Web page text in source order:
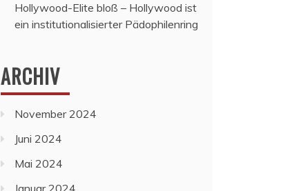
Hollywood-Elite bloß – Hollywood ist
ein institutionalisierter Pädophilenring
ARCHIV
November 2024
Juni 2024
Mai 2024
Januar 2024